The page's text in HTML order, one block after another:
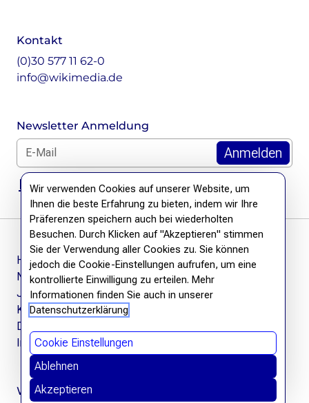
Kontakt
(0)30 577 11 62-0
info@wikimedia.de
Newsletter Anmeldung
E-Mail für Newsletter *
DSGVO Hinweis
Häufige Fragen
Newsletter
Jobs
Kontakt
Datenschutzerklärung
Impressum
Wir befreien Wissen
Wir verwenden Cookies auf unserer Website, um
Ihnen die beste Erfahrung zu bieten, indem wir Ihre
Präferenzen speichern auch bei wiederholten
Besuchen. Durch Klicken auf "Akzeptieren" stimmen
Sie der Verwendung aller Cookies zu. Sie können
jedoch die Cookie-Einstellungen aufrufen, um eine
kontrollierte Einwilligung zu erteilen. Mehr
Informationen finden Sie auch in unserer
Datenschutzerklärung
Cookie Einstellungen
Ablehnen
Akzeptieren